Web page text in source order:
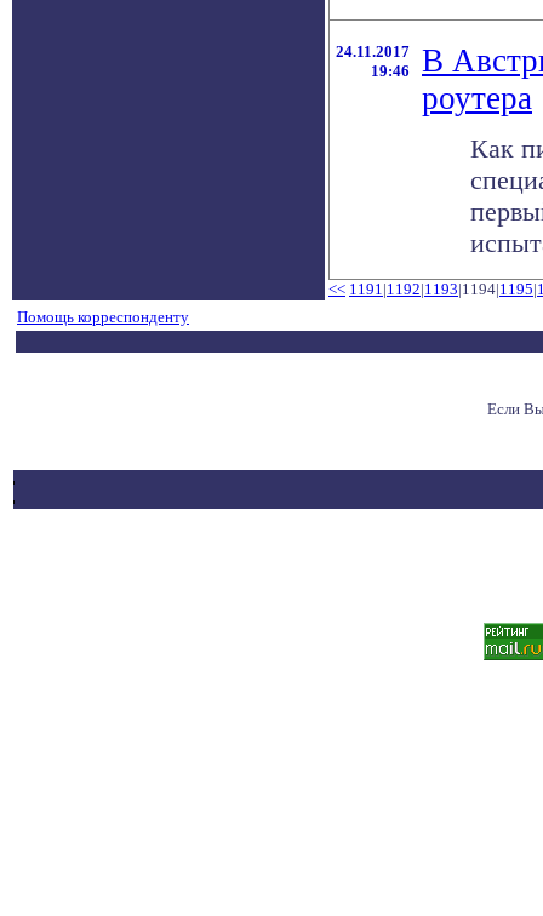
24.11.2017
19:46
В
роутера
Как
<< 1191|1192|1193|1194|1195|
Помощь корреспонденту
Если